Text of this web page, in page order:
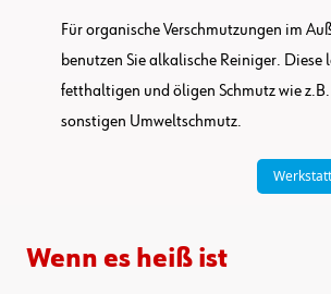
Für organische Verschmutzungen im
benutzen Sie alkalische Reiniger. Diese
fetthaltigen und öligen Schmutz wie z.B.
sonstigen Umweltschmutz.
Wenn es heiß ist